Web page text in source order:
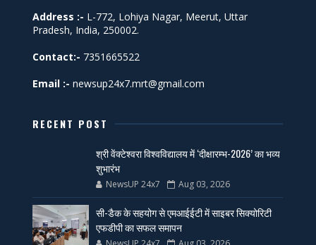
Address :- L-772, Lohiya Nagar, Meerut, Uttar
Pradesh, India, 250002.
Contact:- 7351665522
Email :- newsup24x7.mrt@gmail.com
RECENT POST
श्री वेंक्टेश्वरा विश्वविद्यालय में ‘दीक्षारम्भ-2026’ का भव्य
शुभारंभ
NewsUP 24x7 Aug 03, 2026
सी-डैक के सहयोग से एमआईईटी में साइबर सिक्योरिटी
एफडीपी का सफल समापन